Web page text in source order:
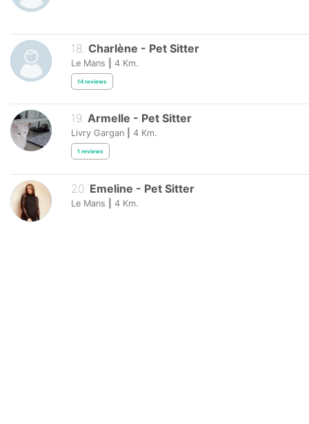
18. Charlène - Pet Sitter
Le Mans 4 Km.
14 reviews
19. Armelle - Pet Sitter
Livry Gargan 4 Km.
1 reviews
20. Emeline - Pet Sitter
Le Mans 4 Km.